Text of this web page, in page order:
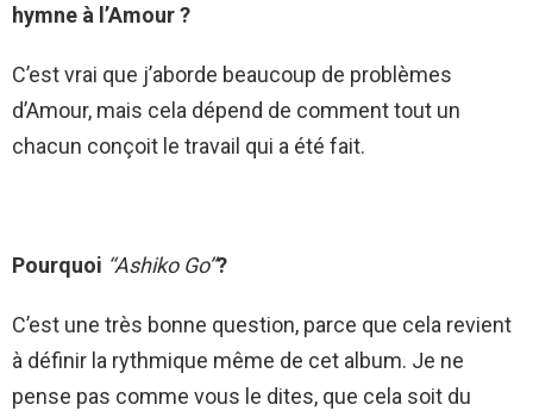
hymne à l’Amour ?
C’est vrai que j’aborde beaucoup de problèmes
d’Amour, mais cela dépend de comment tout un
chacun conçoit le travail qui a été fait.
Pourquoi ‘‘Ashiko Go’’?
C’est une très bonne question, parce que cela revient
à définir la rythmique même de cet album. Je ne
pense pas comme vous le dites, que cela soit du